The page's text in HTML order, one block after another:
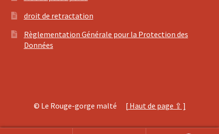
droit de retractation
Règlementation Générale pour la Protection des
Données
© Le Rouge-gorge malté [ Haut de page ⇪ ]